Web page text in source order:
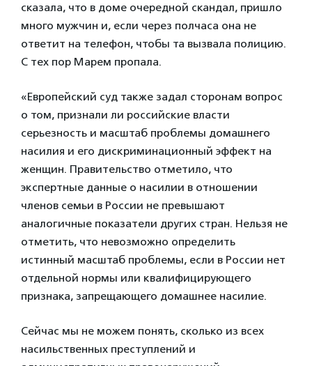
сказала, что в доме очередной скандал, пришло
много мужчин и, если через полчаса она не
ответит на телефон, чтобы та вызвала полицию.
С тех пор Марем пропала.
«Европейский суд также задал сторонам вопрос
о том, признали ли российские власти
серьезность и масштаб проблемы домашнего
насилия и его дискриминационный эффект на
женщин. Правительство отметило, что
экспертные данные о насилии в отношении
членов семьи в России не превышают
аналогичные показатели других стран. Нельзя не
отметить, что невозможно определить
истинный масштаб проблемы, если в России нет
отдельной нормы или квалифицирующего
признака, запрещающего домашнее насилие.
Сейчас мы не можем понять, сколько из всех
насильственных преступлений и